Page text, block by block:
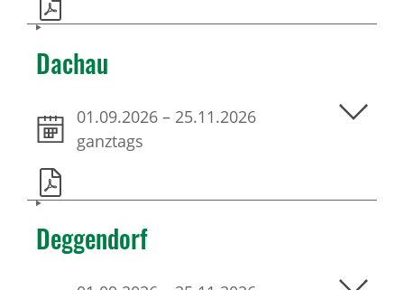
Dachau
01.09.2026 – 25.11.2026
ganztags
Deggendorf